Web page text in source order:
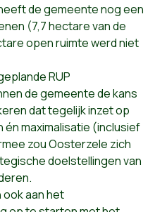
de gemeente nog een
(7,7 hectare van de
open ruimte werd niet
RUP
de gemeente de kans
dat tegelijk inzet op
maximalisatie (inclusief
zou Oosterzele zich
doelstellingen van
aan het